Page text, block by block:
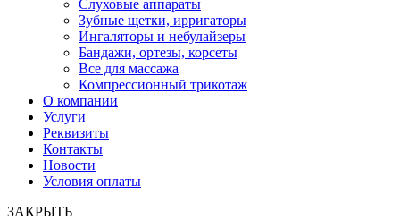
Слуховые аппараты
Зубные щетки, ирригаторы
Ингаляторы и небулайзеры
Бандажи, ортезы, корсеты
Все для массажа
Компрессионный трикотаж
О компании
Услуги
Реквизиты
Контакты
Новости
Условия оплаты
ЗАКРЫТЬ